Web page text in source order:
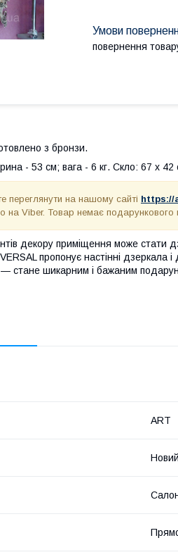
повернення
з бронзи.
- 53 см; вага - 6 кг. Скло: 67 х 42
переглянути на нашому сайті https://
на Viber. Товар немає подарункового
декору приміщення може стати
пропонує настінні
стане шикарним і бажаним
ART
Новий